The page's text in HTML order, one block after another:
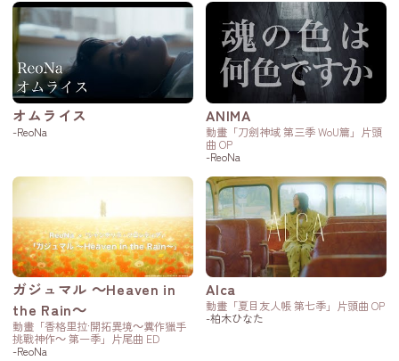
オムライス
-ReoNa
ANIMA
動畫「刀劍神域 第三季 WoU篇」片頭
曲 OP
-ReoNa
ガジュマル ～Heaven in
the Rain～
動畫「香格里拉·開拓異境～糞作獵手
挑戰神作～ 第一季」片尾曲 ED
-ReoNa
Alca
動畫「夏目友人帳 第七季」片頭曲 OP
-柏木ひなた